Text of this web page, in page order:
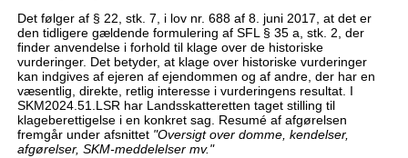
Det følger af § 22, stk. 7, i lov nr. 688 af 8. juni 2017, at det er
den tidligere gældende formulering af SFL § 35 a, stk. 2, der
finder anvendelse i forhold til klage over de historiske
vurderinger. Det betyder, at klage over historiske vurderinger
kan indgives af ejeren af ejendommen og af andre, der har en
væsentlig, direkte, retlig interesse i vurderingens resultat. I
SKM2024.51.LSR har Landsskatteretten taget stilling til
klageberettigelse i en konkret sag. Resumé af afgørelsen
fremgår under afsnittet "Oversigt over domme, kendelser,
afgørelser, SKM-meddelelser mv."